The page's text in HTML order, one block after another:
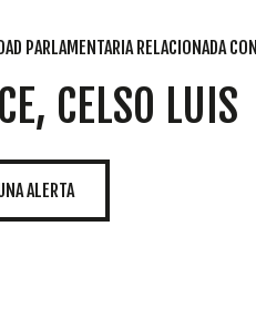
PARLAMENTARIA RELACIONADA CON
CELSO LUIS
ALERTA